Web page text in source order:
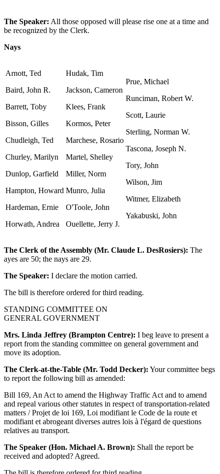
The Speaker: All those opposed will please rise one at a time and
be recognized by the Clerk.
Nays
Arnott, Ted
Baird, John R.
Barrett, Toby
Bisson, Gilles
Chudleigh, Ted
Churley, Marilyn
Dunlop, Garfield
Hampton, Howard
Hardeman, Ernie
Horwath, Andrea
Hudak, Tim
Jackson, Cameron
Klees, Frank
Kormos, Peter
Marchese, Rosario
Martel, Shelley
Miller, Norm
Munro, Julia
O'Toole, John
Ouellette, Jerry J.
Prue, Michael
Runciman, Robert W.
Scott, Laurie
Sterling, Norman W.
Tascona, Joseph N.
Tory, John
Wilson, Jim
Witmer, Elizabeth
Yakabuski, John
The Clerk of the Assembly (Mr. Claude L. DesRosiers): The
ayes are 50; the nays are 29.
The Speaker: I declare the motion carried.
The bill is therefore ordered for third reading.
STANDING COMMITTEE ON
GENERAL GOVERNMENT
Mrs. Linda Jeffrey (Brampton Centre): I beg leave to present a
report from the standing committee on general government and
move its adoption.
The Clerk-at-the-Table (Mr. Todd Decker): Your committee begs
to report the following bill as amended:
Bill 169, An Act to amend the Highway Traffic Act and to amend
and repeal various other statutes in respect of transportation-related
matters / Projet de loi 169, Loi modifiant le Code de la route et
modifiant et abrogeant diverses autres lois à l'égard de questions
relatives au transport.
The Speaker (Hon. Michael A. Brown): Shall the report be
received and adopted? Agreed.